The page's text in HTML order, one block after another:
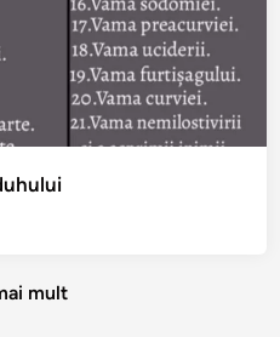
mult